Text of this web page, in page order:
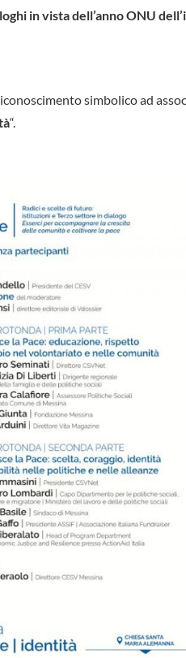
in vista dell’anno ONU
simbolico ad
“.